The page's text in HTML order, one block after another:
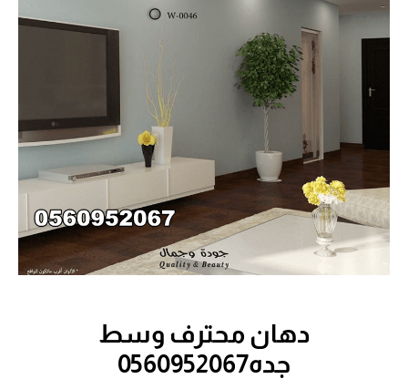
دهان محترف وسط
جده0560952067